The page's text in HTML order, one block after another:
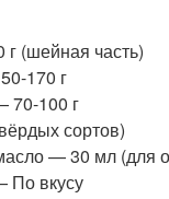
(шейная часть)
170 г
100 г
сортов)
— 30 мл (для
По вкусу